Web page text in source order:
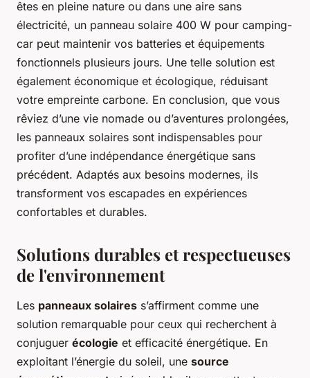
êtes en pleine nature ou dans une aire sans
électricité, un panneau solaire 400 W pour camping-
car peut maintenir vos batteries et équipements
fonctionnels plusieurs jours. Une telle solution est
également économique et écologique, réduisant
votre empreinte carbone. En conclusion, que vous
rêviez d’une vie nomade ou d’aventures prolongées,
les panneaux solaires sont indispensables pour
profiter d’une indépendance énergétique sans
précédent. Adaptés aux besoins modernes, ils
transforment vos escapades en expériences
confortables et durables.
Solutions durables et respectueuses
de l'environnement
Les panneaux solaires s’affirment comme une
solution remarquable pour ceux qui recherchent à
conjuguer écologie et efficacité énergétique. En
exploitant l’énergie du soleil, une source